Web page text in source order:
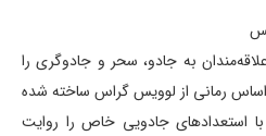
به جادو، سحر و جادوگری را
رمانی از لوویس گراس ساخته شده
استعدادهای جادویی خاص را روایت